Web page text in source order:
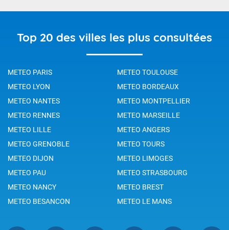
Top 20 des villes les plus consultées
METEO PARIS
METEO TOULOUSE
METEO LYON
METEO BORDEAUX
METEO NANTES
METEO MONTPELLIER
METEO RENNES
METEO MARSEILLE
METEO LILLE
METEO ANGERS
METEO GRENOBLE
METEO TOURS
METEO DIJON
METEO LIMOGES
METEO PAU
METEO STRASBOURG
METEO NANCY
METEO BREST
METEO BESANCON
METEO LE MANS